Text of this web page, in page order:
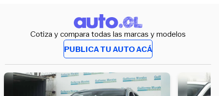
Cotiza y compara todas las marcas y modelos
PUBLICA TU AUTO ACÁ